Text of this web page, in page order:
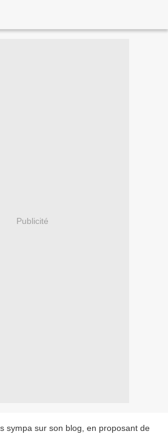
Publicité
sympa sur son blog, en proposant de